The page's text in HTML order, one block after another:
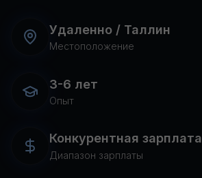
Удаленно / Таллин
Местоположение
3-6 лет
Опыт
Конкурентная зарплата
Диапазон зарплаты